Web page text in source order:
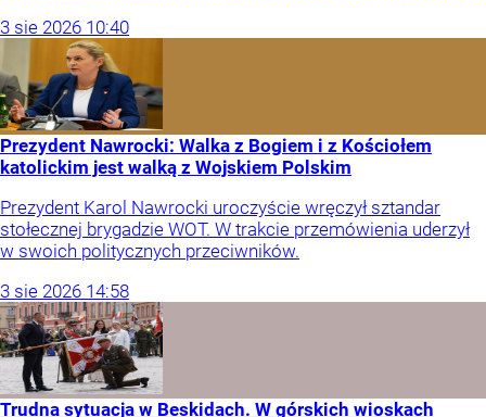
3 sie 2026 10:40
Prezydent Nawrocki: Walka z Bogiem i z Kościołem
katolickim jest walką z Wojskiem Polskim
Prezydent Karol Nawrocki uroczyście wręczył sztandar
stołecznej brygadzie WOT. W trakcie przemówienia uderzył
w swoich politycznych przeciwników.
3 sie 2026 14:58
Trudna sytuacja w Beskidach. W górskich wioskach